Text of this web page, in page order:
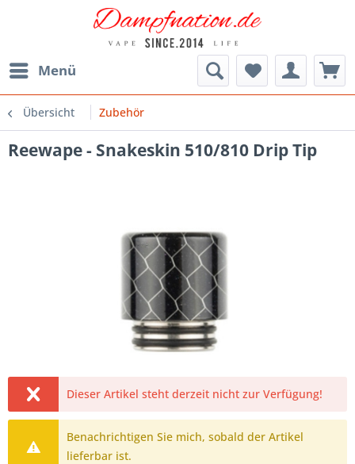
Menü
Übersicht Zubehör
Reewape - Snakeskin 510/810 Drip Tip
Dieser Artikel steht derzeit nicht zur Verfügung!
Benachrichtigen Sie mich, sobald der Artikel
lieferbar ist.